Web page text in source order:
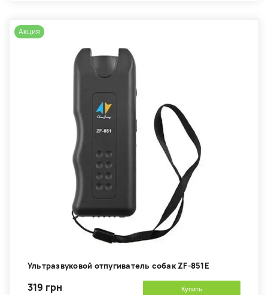
Акция
Ультразвуковой отпугиватель собак ZF-851E
319 грн Купить